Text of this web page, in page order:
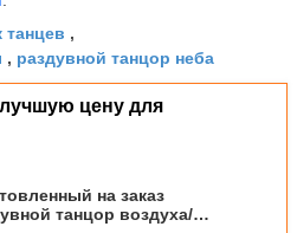
танцев ,
, раздувной танцор неба
цену для
на заказ
танцор воздуха/